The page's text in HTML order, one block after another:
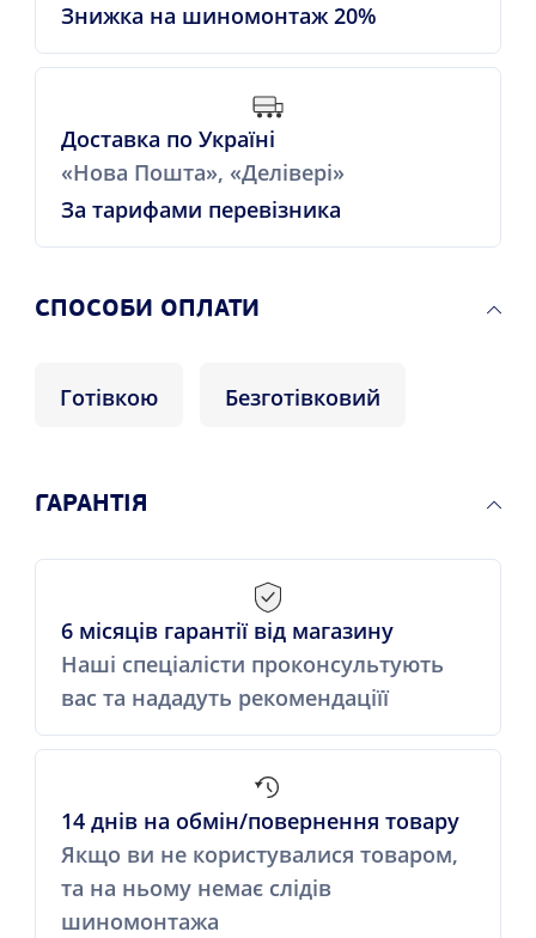
Знижка на шиномонтаж 20%
Доставка по Україні
«Нова Пошта», «Делівері»
За тарифами перевізника
СПОСОБИ ОПЛАТИ
Готівкою Безготівковий
ГАРАНТІЯ
6 місяців гарантії від магазину
Наші спеціалісти проконсультують
вас та нададуть рекомендаціїї
14 днів на обмін/повернення товару
Якщо ви не користувалися товаром,
та на ньому немає слідів
шиномонтажа